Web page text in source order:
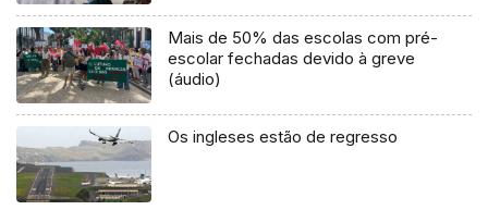
Mais de 50% das escolas com pré-
escolar fechadas devido à greve
(áudio)
Os ingleses estão de regresso